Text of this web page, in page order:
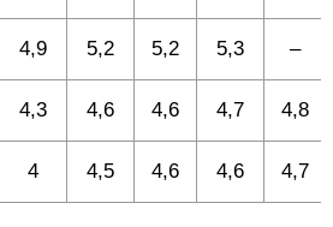
4,9 5,2 5,2 5,3 –
4,3 4,6 4,6 4,7 4,8
4 4,5 4,6 4,6 4,7